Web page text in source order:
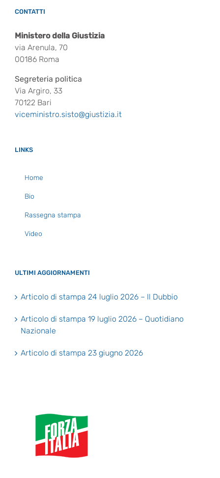
CONTATTI
Ministero della Giustizia
via Arenula, 70
00186 Roma
Segreteria politica
Via Argiro, 33
70122 Bari
viceministro.sisto@giustizia.it
LINKS
Home
Bio
Rassegna stampa
Video
ULTIMI AGGIORNAMENTI
Articolo di stampa 24 luglio 2026 – Il Dubbio
Articolo di stampa 19 luglio 2026 – Quotidiano
Nazionale
Articolo di stampa 23 giugno 2026